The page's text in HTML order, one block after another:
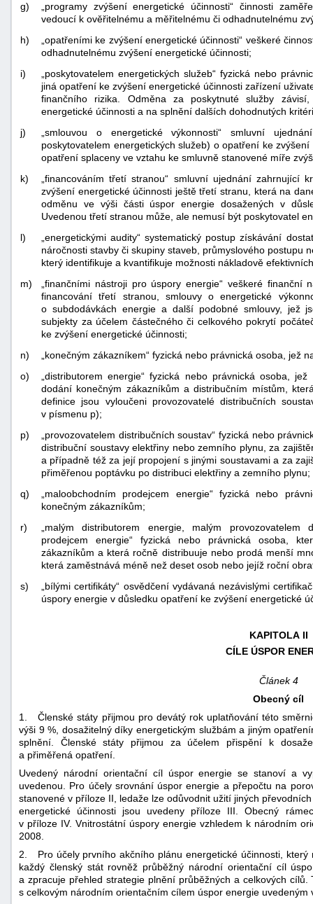
g)
„programy zvýšení energetické účinnosti“ činnosti
vedoucí k ověřitelnému a měřitelnému či odhadnutelnému
h)
„opatřeními ke zvýšení energetické účinnosti“ veškeré
odhadnutelnému zvýšení energetické účinnosti;
i)
„poskytovatelem energetických služeb“ fyzická nebo
jiná opatření ke zvýšení energetické účinnosti zařízení
finančního rizika. Odměna za poskytnuté služby
energetické účinnosti a na splnění dalších dohodnutých
j)
„smlouvou o energetické výkonnosti“ smluvní
poskytovatelem energetických služeb) o opatření ke
opatření splaceny ve vztahu ke smluvně stanovené míře
k)
„financováním třetí stranou“ smluvní ujednání zahrnující
zvýšení energetické účinnosti ještě třetí stranu, která na
odměnu ve výši části úspor energie dosažených v
Uvedenou třetí stranou může, ale nemusí být poskytovatel
l)
„energetickými audity“ systematický postup získávání
náročnosti stavby či skupiny staveb, průmyslového postupu
který identifikuje a kvantifikuje možnosti nákladově
m)
„finančními nástroji pro úspory energie“ veškeré finanční
financování třetí stranou, smlouvy o energetické
o subdodávkách energie a další podobné smlouvy, jež
subjekty za účelem částečného či celkového pokrytí
ke zvýšení energetické účinnosti;
n)
„konečným zákazníkem“ fyzická nebo právnická osoba, jež
o)
„distributorem energie“ fyzická nebo právnická osoba,
dodání konečným zákazníkům a distribučním místům,
definice jsou vyloučeni provozovatelé distribučních
v písmenu p);
p)
„provozovatelem distribučních soustav“ fyzická nebo
distribuční soustavy elektřiny nebo zemního plynu, za
a případně též za její propojení s jinými soustavami a za
přiměřenou poptávku po distribuci elektřiny a zemního plynu;
q)
„maloobchodním prodejcem energie“ fyzická nebo
konečným zákazníkům;
r)
„malým distributorem energie, malým
prodejcem energie“ fyzická nebo právnická osoba,
zákazníkům a která ročně distribuuje nebo prodá menší
která zaměstnává méně než deset osob nebo jejíž roční
s)
„bílými certifikáty“ osvědčení vydávaná nezávislými
úspory energie v důsledku opatření ke zvýšení energetické
KAPITOLA II
CÍLE ÚSPOR
Článek 4
Obecný cíl
1. Členské státy přijmou pro devátý rok uplatňování této
výši 9 %, dosažitelný díky energetickým službám a jiným
splnění. Členské státy přijmou za účelem přispění k
a přiměřená opatření.
Uvedený národní orientační cíl úspor energie se stanoví a
uvedenou. Pro účely srovnání úspor energie a přepočtu na
stanovené v příloze II, ledaže lze odůvodnit užití jiných
energetické účinnosti jsou uvedeny příloze III. Obecný
v příloze IV. Vnitrostátní úspory energie vzhledem k národním
2008.
2. Pro účely prvního akčního plánu energetické účinnosti,
každý členský stát rovněž průběžný národní orientační cíl
a zpracuje přehled strategie plnění průběžných a celkových
s celkovým národním orientačním cílem úspor energie uvedeným